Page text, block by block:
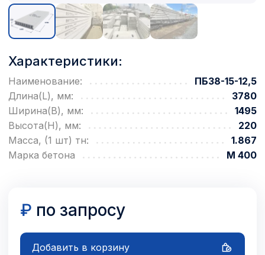
Характеристики:
Наименование:
ПБ38-15-12,5
Длина(L), мм:
3780
Ширина(B), мм:
1495
Высота(H), мм:
220
Масса, (1 шт) тн:
1.867
Марка бетона
М 400
₽ по запросу
Добавить в корзину